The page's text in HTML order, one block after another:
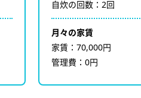
自炊の回数：2回
月々の家賃
家賃：70,000円
管理費：0円